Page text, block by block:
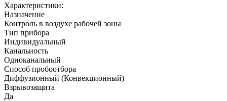
Характеристики:
Назначение
Контроль в воздухе рабочей зоны
Тип прибора
Индивидуальный
Канальность
Одноканальный
Способ пробоотбора
Диффузионный (Конвекционный)
Взрывозащита
Да